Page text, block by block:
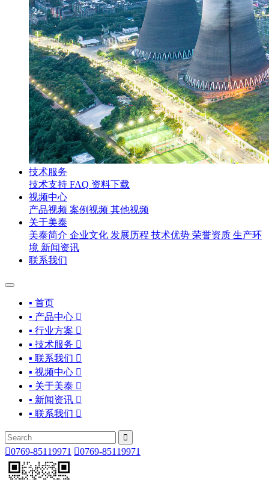
技术服务
技术支持 FAQ 资料下载
视频中心
产品视频 案例视频 其他视频
关于美泰
美泰简介 企业文化 发展历程 技术优势 荣誉资质 生产环
境 新闻资讯
联系我们
▪ 首页
▪ 产品中心 
▪ 行业方案 
▪ 技术服务 
▪ 联系我们 
▪ 视频中心 
▪ 关于美泰 
▪ 新闻资讯 
▪ 联系我们 

0769-85119971 0769-85119971